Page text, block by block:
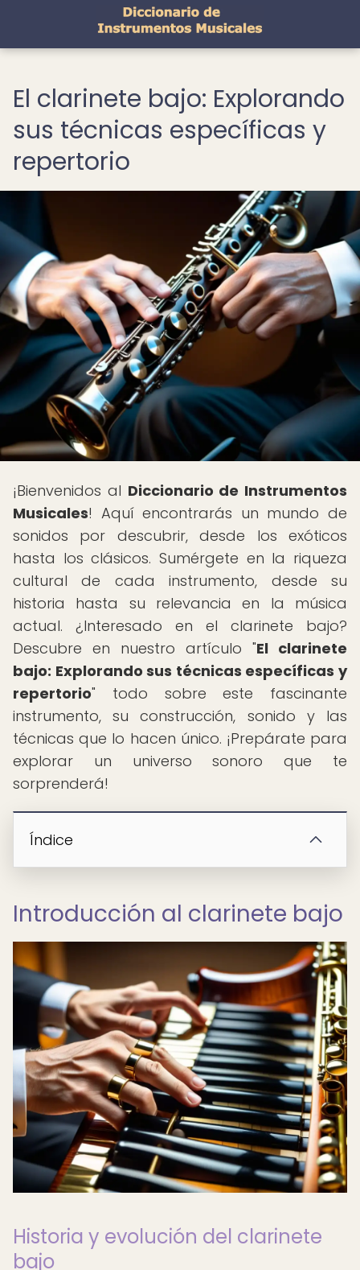
El clarinete bajo: Explorando
sus técnicas específicas y
repertorio
¡Bienvenidos al Diccionario de Instrumentos
Musicales! Aquí encontrarás un mundo de
sonidos por descubrir, desde los exóticos
hasta los clásicos. Sumérgete en la riqueza
cultural de cada instrumento, desde su
historia hasta su relevancia en la música
actual. ¿Interesado en el clarinete bajo?
Descubre en nuestro artículo "El clarinete
bajo: Explorando sus técnicas específicas y
repertorio" todo sobre este fascinante
instrumento, su construcción, sonido y las
técnicas que lo hacen único. ¡Prepárate para
explorar un universo sonoro que te
sorprenderá!
Índice
Introducción al clarinete bajo
Historia y evolución del clarinete
bajo